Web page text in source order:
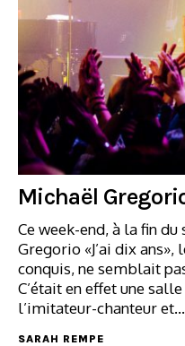
Michaël
Ce week-end, à la fin
Gregorio «J’ai dix
conquis, ne semblait
C’était en effet une
l’imitateur-chanteur et…
SARAH REMPE